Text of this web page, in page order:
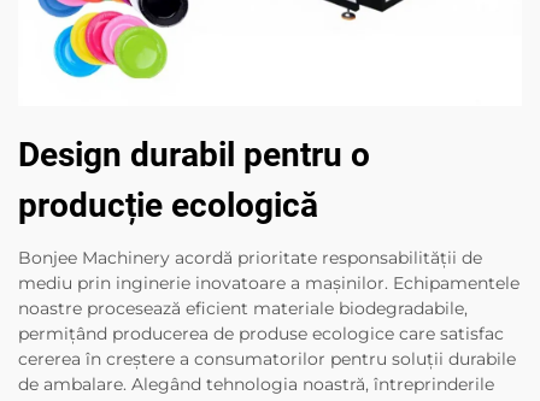
Design durabil pentru o
producție ecologică
Bonjee Machinery acordă prioritate responsabilității de
mediu prin inginerie inovatoare a mașinilor. Echipamentele
noastre procesează eficient materiale biodegradabile,
permițând producerea de produse ecologice care satisfac
cererea în creștere a consumatorilor pentru soluții durabile
de ambalare. Alegând tehnologia noastră, întreprinderile